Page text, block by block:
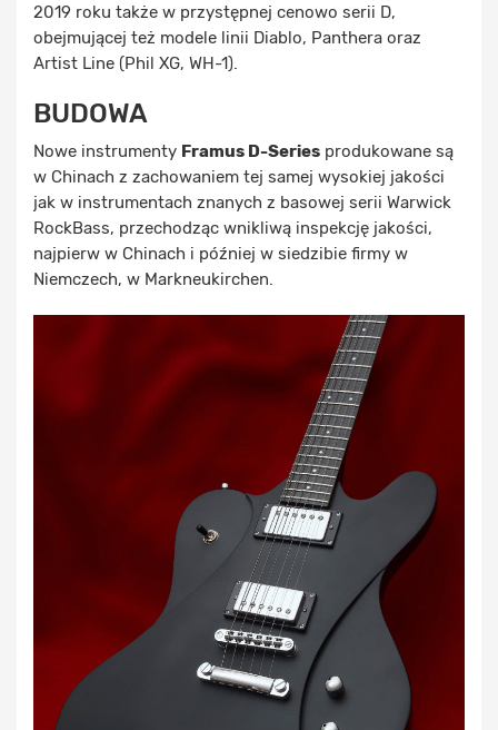
2019 roku także w przystępnej cenowo serii D,
obejmującej też modele linii Diablo, Panthera oraz
Artist Line (Phil XG, WH-1).
BUDOWA
Nowe instrumenty Framus D-Series produkowane są
w Chinach z zachowaniem tej samej wysokiej jakości
jak w instrumentach znanych z basowej serii Warwick
RockBass, przechodząc wnikliwą inspekcję jakości,
najpierw w Chinach i później w siedzibie firmy w
Niemczech, w Markneukirchen.